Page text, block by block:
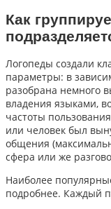
Как
Логопеды создали
параметры: в
разобрана немного
владения языками,
частоты
или человек был
общения
сфера или же
Наиболее
подробнее. Каждый